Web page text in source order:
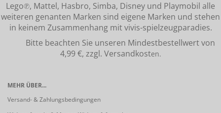
Lego℗, Mattel, Hasbro, Simba, Disney und Playmobil alle
weiteren genanten Marken sind eigene Marken und stehen
in keinem Zusammenhang mit vivis-spielzeugparadies.
Bitte beachten Sie unseren Mindestbestellwert von
4,99 €, zzgl. Versandkosten.
MEHR ÜBER...
Versand- & Zahlungsbedingungen